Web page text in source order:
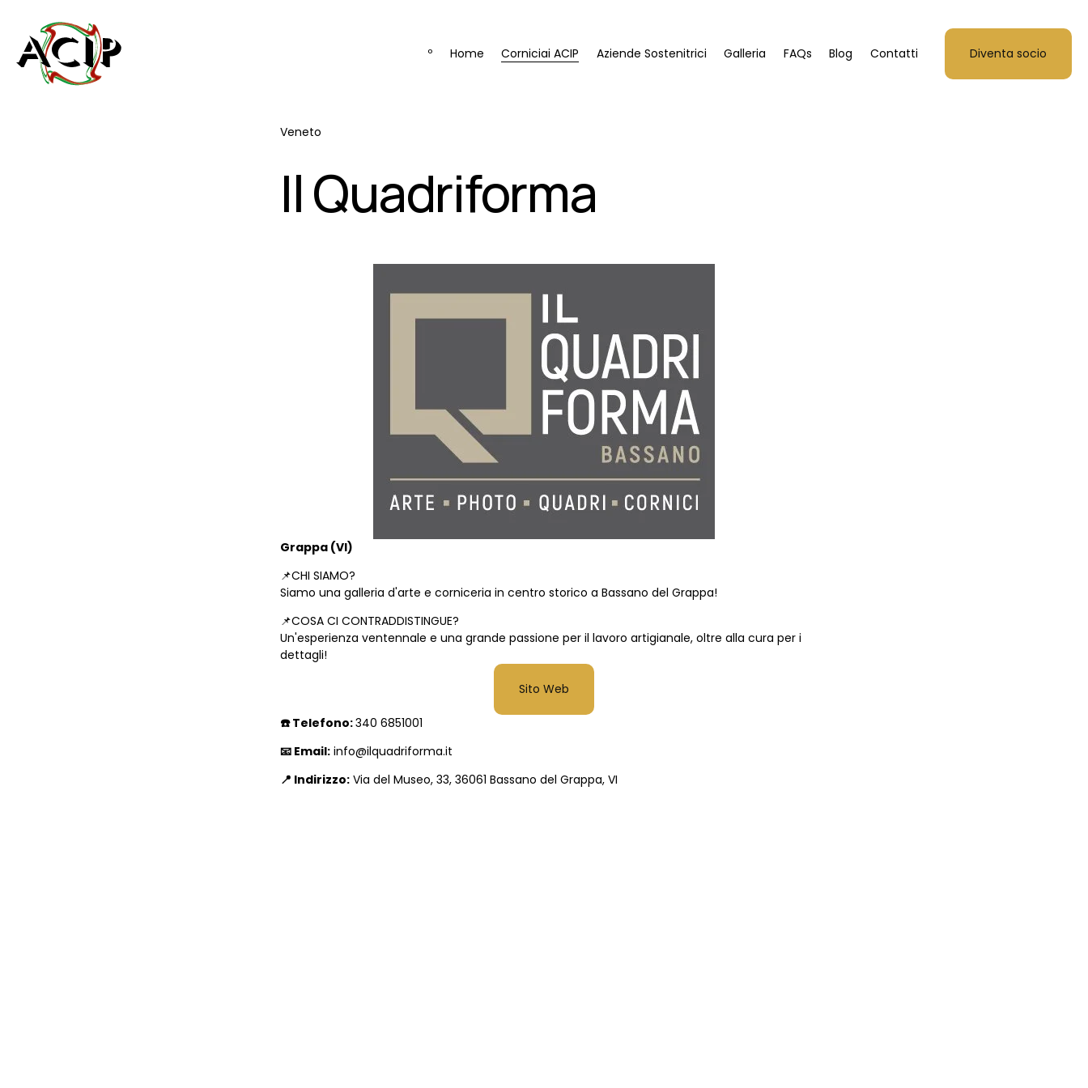
º Home Corniciai ACIP Aziende Sostenitrici Galleria FAQs Blog Contatti Diventa socio
Il Quadriforma
Veneto
Grappa (VI)
📌CHI SIAMO?
Siamo una galleria d'arte e corniceria in centro storico a Bassano del Grappa!
📌COSA CI CONTRADDISTINGUE?
Un'esperienza ventennale e una grande passione per il lavoro artigianale, oltre alla cura per i
dettagli!
Sito Web
☎️ Telefono: 340 6851001
📧 Email: info@ilquadriforma.it
📍 Indirizzo: Via del Museo, 33, 36061 Bassano del Grappa, VI